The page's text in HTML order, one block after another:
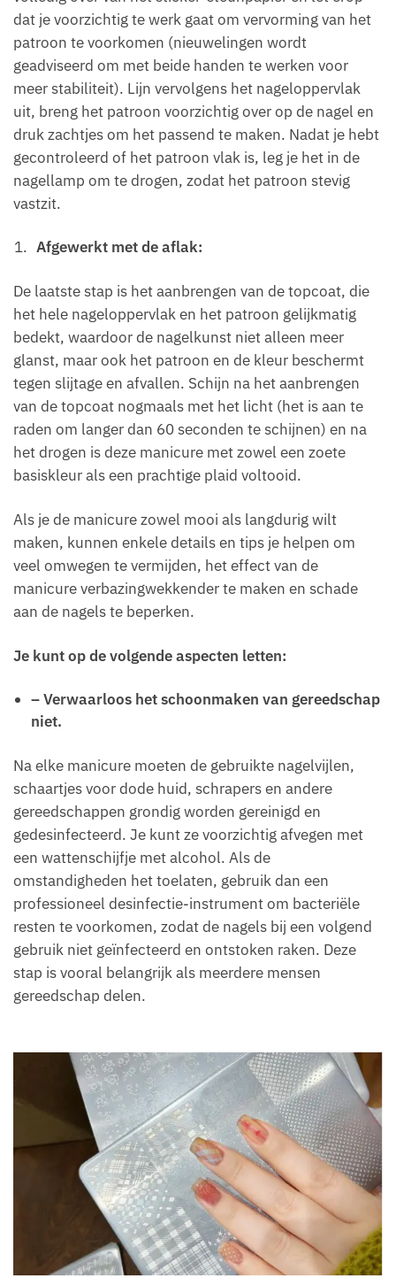
dat je voorzichtig te werk gaat om vervorming van het
patroon te voorkomen (nieuwelingen wordt
geadviseerd om met beide handen te werken voor
meer stabiliteit). Lijn vervolgens het nageloppervlak
uit, breng het patroon voorzichtig over op de nagel en
druk zachtjes om het passend te maken. Nadat je hebt
gecontroleerd of het patroon vlak is, leg je het in de
nagellamp om te drogen, zodat het patroon stevig
vastzit.
Afgewerkt met de aflak:
De laatste stap is het aanbrengen van de topcoat, die
het hele nageloppervlak en het patroon gelijkmatig
bedekt, waardoor de nagelkunst niet alleen meer
glanst, maar ook het patroon en de kleur beschermt
tegen slijtage en afvallen. Schijn na het aanbrengen
van de topcoat nogmaals met het licht (het is aan te
raden om langer dan 60 seconden te schijnen) en na
het drogen is deze manicure met zowel een zoete
basiskleur als een prachtige plaid voltooid.
Als je de manicure zowel mooi als langdurig wilt
maken, kunnen enkele details en tips je helpen om
veel omwegen te vermijden, het effect van de
manicure verbazingwekkender te maken en schade
aan de nagels te beperken.
Je kunt op de volgende aspecten letten:
– Verwaarloos het schoonmaken van gereedschap
niet.
Na elke manicure moeten de gebruikte nagelvijlen,
schaartjes voor dode huid, schrapers en andere
gereedschappen grondig worden gereinigd en
gedesinfecteerd. Je kunt ze voorzichtig afvegen met
een wattenschijfje met alcohol. Als de
omstandigheden het toelaten, gebruik dan een
professioneel desinfectie-instrument om bacteriële
resten te voorkomen, zodat de nagels bij een volgend
gebruik niet geïnfecteerd en ontstoken raken. Deze
stap is vooral belangrijk als meerdere mensen
gereedschap delen.